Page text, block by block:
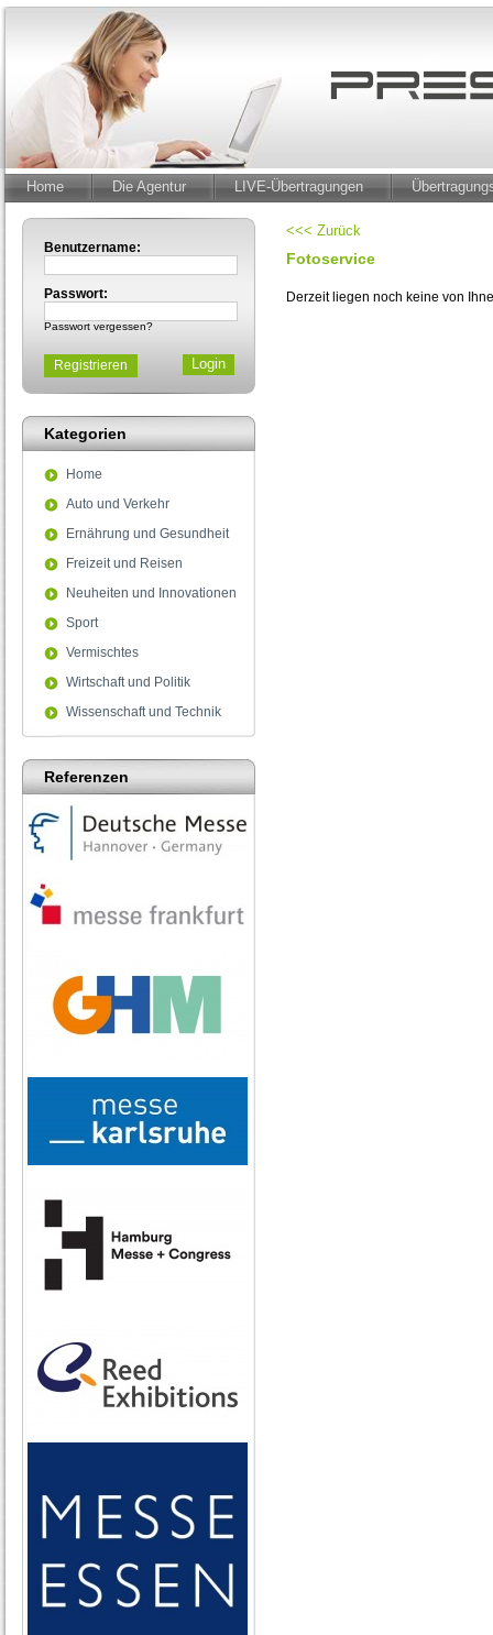
Home Die Agentur LIVE-Übertragungen
Benutzername:
Passwort:
Passwort vergessen?
Registrieren
Kategorien
Home
Auto und Verkehr
Ernährung und Gesundheit
Freizeit und Reisen
Neuheiten und Innovationen
Sport
Vermischtes
Wirtschaft und Politik
Wissenschaft und Technik
Referenzen
<<< Zurück
Fotoservice
Derzeit liegen noch keine von